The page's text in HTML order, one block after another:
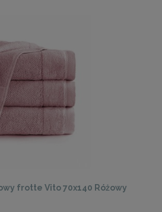
frotte Vito 70x140 Różowy